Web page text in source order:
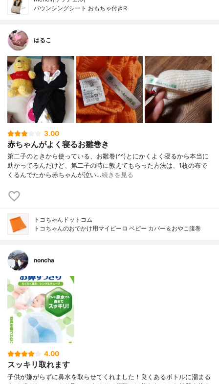
バウンシングシート おもちゃ付きR
はるこ
3.00
赤ちゃんがよく寝るお雛巻き
第二子のときから使っている、お雛巻(^^)とにかくよく寝るから本当に
助かってるんだけど、第二子の時に教えてもらった方法は、1枚の布で
くるんでたから赤ちゃんが泣い…続きを見る
トコちゃんドットコム
トコちゃんのおでかけ用マイピーロ ベビー カバー＆おやこ腹巻
noncha
4.00
スッキリ取れます
子供が嫌がらずに鼻水を取らせてくれました！良くあるボトルに溜まる